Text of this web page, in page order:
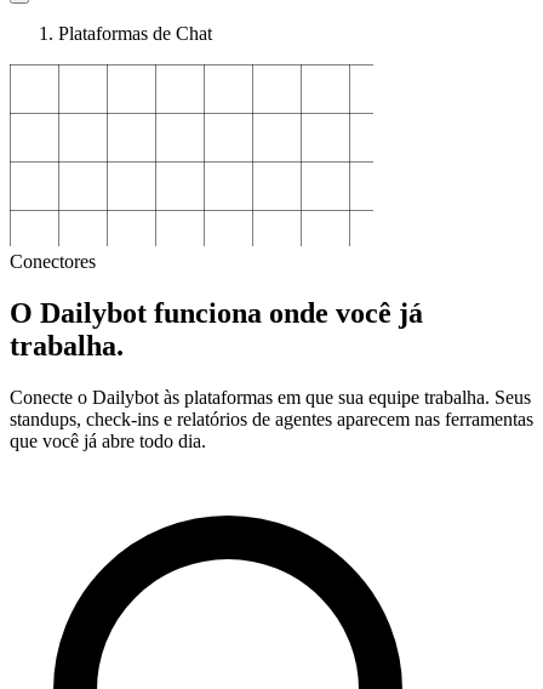
Plataformas de Chat
Conectores
O Dailybot funciona onde você já
trabalha.
Conecte o Dailybot às plataformas em que sua equipe trabalha. Seus
standups, check-ins e relatórios de agentes aparecem nas ferramentas
que você já abre todo dia.